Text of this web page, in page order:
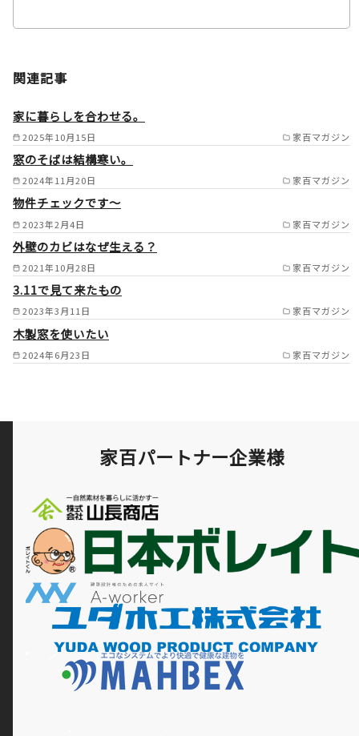
山市/一宮市/稲沢市/あま市/津
島市/愛西市/尾張旭市/瀬戸市/
日進市/長久手市/みよし市/東
郷町/刈谷市/安城市/大府市/東
海市/知立市/豊田市/西尾市/岡
崎市/阿久比町/羽島市/各務原
関連記事
2025年10月15日 家百マガジン
家に暮らしを合わせる。
2024年11月20日 家百マガジン
窓のそばは結構寒い。
2023年2月4日 家百マガジン
物件チェックです～
2021年10月28日 家百マガジン
外壁のカビはなぜ生える？
2023年3月11日 家百マガジン
3.11で見て来たもの
2024年6月23日 家百マガジン
木製窓を使いたい
家百パートナー企業様